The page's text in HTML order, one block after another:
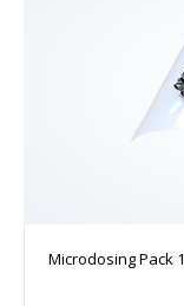
Microdosing Pack 1